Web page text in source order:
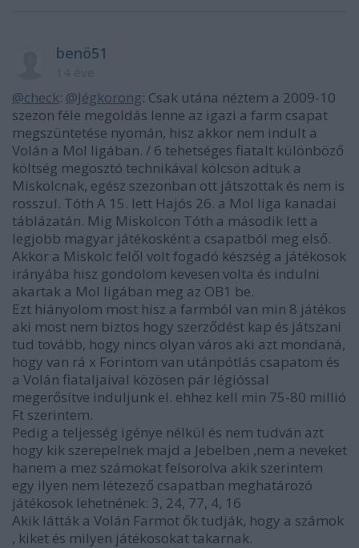
benö51
@check: @Jégkorong: Csak utána néztem a 2009-10
szezon féle megoldás lenne az igazi a farm csapat
megszüntetése nyomán, hisz akkor nem indult a
Volán a Mol ligában. / 6 tehetséges fiatalt különböző
költség megosztó technikával kölcsön adtuk a
Miskolcnak, egész szezonban ott játszottak és nem is
rosszul. Tóth A 15. lett Hajós 26. a Mol liga kanadai
táblázatán. Mig Miskolcon Tóth a második lett a
legjobb magyar játékosként a csapatból meg első.
Akkor a Miskolc felől volt fogadó készség a játékosok
irányába hisz gondolom kevesen volta és indulni
akartak a Mol ligában meg az OB1 be.
Ezt hiányolom most hisz a farmból van min 8 játékos
aki most nem biztos hogy szerződést kap és játszani
tud tovább, hogy nincs olyan város aki azt mondaná,
hogy van rá x Forintom van utánpótlás csapatom és
a Volán fiataljaival közösen pár légióssal
megerősítve induljunk el. ehhez kell min 75-80 millió
Ft szerintem.
Pedig a teljesség igénye nélkül és nem tudván azt
hogy kik szerepelnek majd a Jebelben ,nem a neveket
hanem a mez számokat felsorolva akik szerintem
egy ilyen nem létezező csapatban meghatározó
játékosok lehetnének: 3, 24, 77, 4, 16
Akik látták a Volán Farmot ők tudják, hogy a számok
, kiket és milyen játékosokat takarnak.